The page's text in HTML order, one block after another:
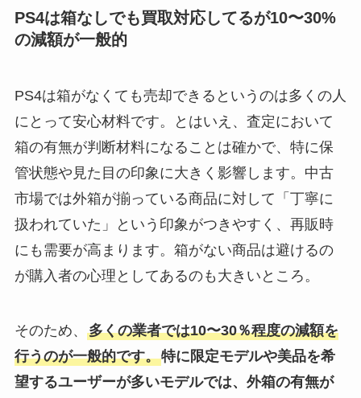
PS4は箱なしでも買取対応してるが10〜30%
の減額が一般的
PS4は箱がなくても売却できるというのは多くの人
にとって安心材料です。とはいえ、査定において
箱の有無が判断材料になることは確かで、特に保
管状態や見た目の印象に大きく影響します。中古
市場では外箱が揃っている商品に対して「丁寧に
扱われていた」という印象がつきやすく、再販時
にも需要が高まります。箱がない商品は避けるの
が購入者の心理としてあるのも大きいところ。
そのため、 多くの業者では10〜30％程度の減額を
行うのが一般的です。特に限定モデルや美品を希
望するユーザーが多いモデルでは、外箱の有無が